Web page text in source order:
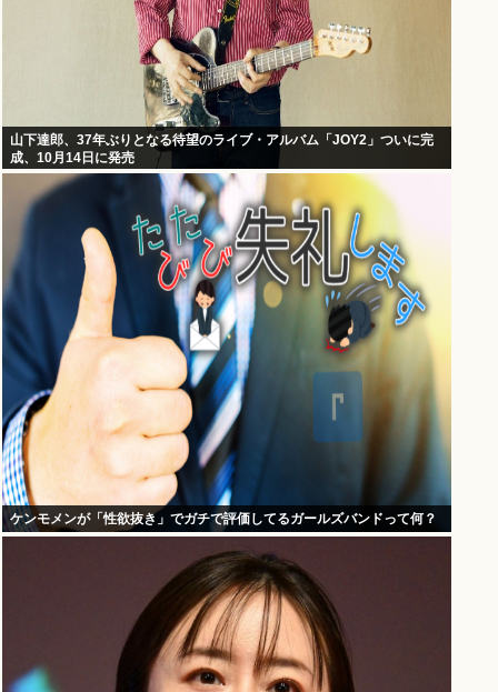
山下達郎、37年ぶりとなる待望のライブ・アルバム「JOY2」ついに完
成、10月14日に発売
ケンモメンが「性欲抜き」でガチで評価してるガールズバンドって何？